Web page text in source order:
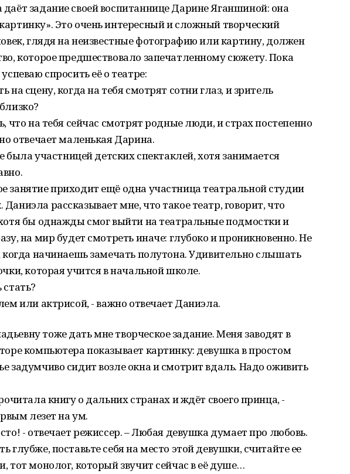
задание своей воспитаннице Дарине Яганшиной: она
Это очень интересный и сложный творческий
глядя на неизвестные фотографию или картину, должен
которое предшествовало запечатленному сюжету. Пока
спросить её о театре:
на сцену, когда на тебя смотрят сотни глаз, и зритель
что на тебя сейчас смотрят родные люди, и страх постепенно
отвечает маленькая Дарина.
была участницей детских спектаклей, хотя занимается
занятие приходит ещё одна участница театральной студии
рассказывает мне, что такое театр, говорит, что
бы однажды смог выйти на театральные подмостки и
на мир будет смотреть иначе: глубоко и проникновенно. Не
когда начинаешь замечать полутона. Удивительно слышать
которая учится в начальной школе.
или актрисой, - важно отвечает Даниэла.
тоже дать мне творческое задание. Меня заводят в
компьютера показывает картинку: девушка в простом
задумчиво сидит возле окна и смотрит вдаль. Надо оживить
книгу о дальних странах и ждёт своего принца, -
лезет на ум.
- отвечает режиссер. – Любая девушка думает про любовь.
глубже, поставьте себя на место этой девушки, считайте ее
тот монолог, который звучит сейчас в её душе…